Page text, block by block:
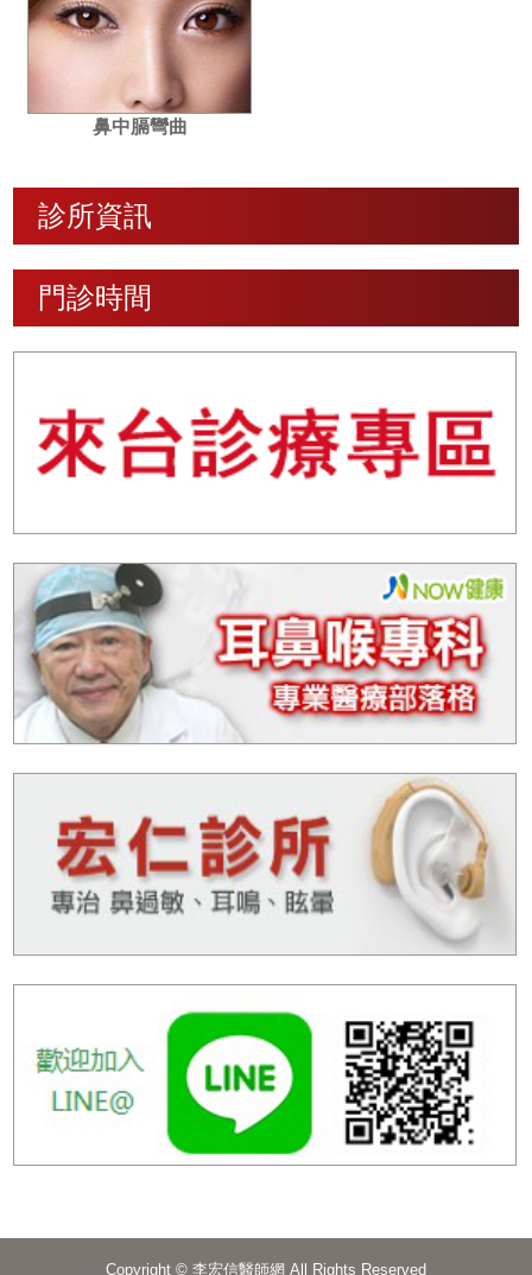
鼻中膈彎曲
診所資訊
門診時間
Copyright © 李宏信醫師網 All Rights Reserved